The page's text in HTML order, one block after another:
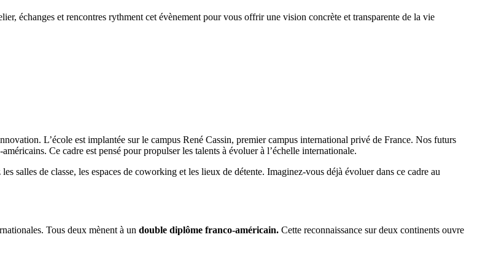
échanges et rencontres rythment cet évènement pour vous offrir une vision concrète et transparente de la vie
L’école est implantée sur le campus René Cassin, premier campus international privé de France. Nos futurs
Ce cadre est pensé pour propulser les talents à évoluer à l’échelle internationale.
salles de classe, les espaces de coworking et les lieux de détente. Imaginez-vous déjà évoluer dans ce cadre au
Tous deux mènent à un double diplôme franco-américain. Cette reconnaissance sur deux continents ouvre